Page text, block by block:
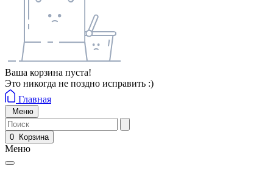
Ваша корзина пуста!
Это никогда не поздно исправить :)
Главная
Меню
0 Корзина
Меню